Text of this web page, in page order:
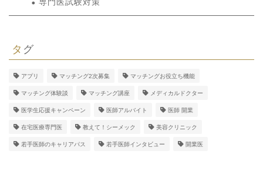
専門医試験対策
タグ
アプリ マッチング2次募集 マッチングお役立ち機能
マッチング体験談 マッチング講座 メディカルドクター
医学生応援キャンペーン 医師アルバイト 医師 開業
在宅医療専門医 教えて！シーメック 美容クリニック
若手医師のキャリアパス 若手医師インタビュー 開業医